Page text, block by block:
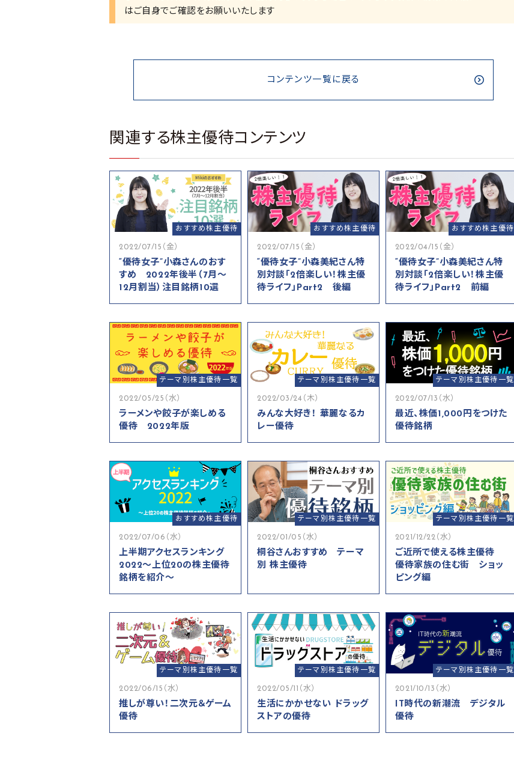
はご自身でご確認をお願いいたします
コンテンツ一覧に戻る
関連する株主優待コンテンツ
おすすめ株主優待
2022/07/15（金）
“優待女子”小森さんのおす
すめ 2022年後半（7月～
12月割当）注目銘柄10選
おすすめ株主優待
2022/07/15（金）
“優待女子”小森美紀さん特
別対談「2倍楽しい！株主優
待ライフ」Part2 後編
おすすめ株主優待
2022/04/15（金）
“優待女子”小森美紀さん特
別対談「2倍楽しい！株主優
待ライフ」Part2 前編
テーマ別株主優待一覧
2022/05/25（水）
ラーメンや餃子が楽しめる
優待 2022年版
テーマ別株主優待一覧
2022/03/24（木）
みんな大好き！ 華麗なるカ
レー優待
テーマ別株主優待一覧
2022/07/13（水）
最近、株価1,000円をつけた
優待銘柄
おすすめ株主優待
2022/07/06（水）
上半期アクセスランキング
2022～上位20の株主優待
銘柄を紹介～
テーマ別株主優待一覧
2022/01/05（水）
桐谷さんおすすめ テーマ
別 株主優待
テーマ別株主優待一覧
2021/12/22（水）
ご近所で使える株主優待
優待家族の住む街 ショッ
ピング編
テーマ別株主優待一覧
2022/06/15（水）
推しが尊い！二次元＆ゲーム
優待
テーマ別株主優待一覧
2022/05/11（水）
生活にかかせない ドラッグ
ストアの優待
テーマ別株主優待一覧
2021/10/13（水）
IT時代の新潮流 デジタル
優待